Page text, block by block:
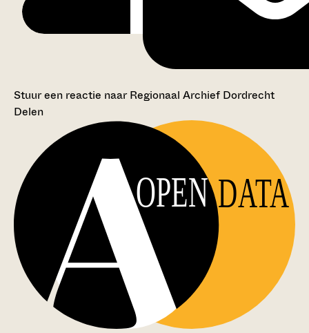
Stuur een reactie naar Regionaal Archief Dordrecht
Delen
OPEN DATA